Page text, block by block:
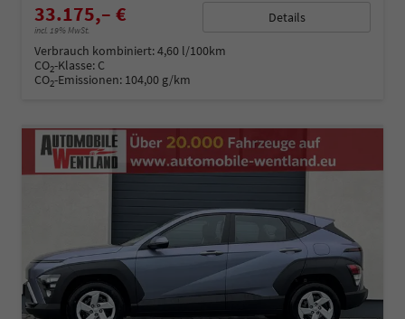
33.175,– €
incl. 19% MwSt.
Details
Verbrauch kombiniert:4,60 l/100km
CO2-Klasse: C
CO2-Emissionen: 104,00 g/km